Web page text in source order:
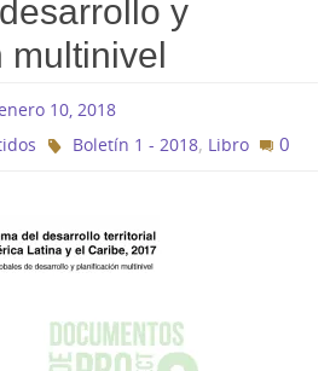
y
multinivel
10, 2018
Boletín 1 - 2018, Libro 0